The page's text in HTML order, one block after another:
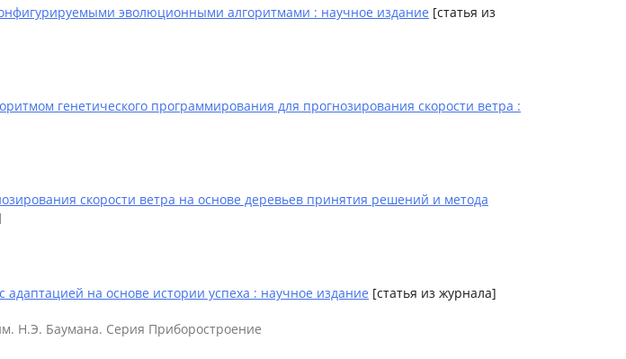
эволюционными алгоритмами : научное издание [статья из
генетического программирования для прогнозирования скорости ветра :
скорости ветра на основе деревьев принятия решений и метода
на основе истории успеха : научное издание [статья из журнала]
Н.Э. Баумана. Серия Приборостроение